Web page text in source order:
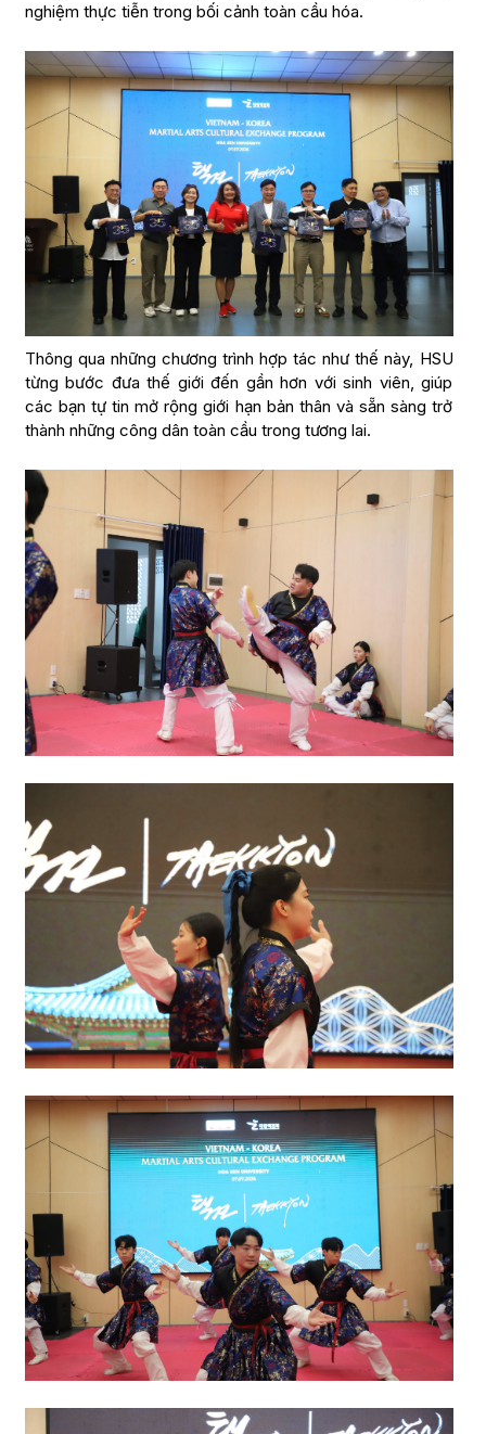
nghiệm thực tiễn trong bối cảnh toàn cầu hóa.
Thông qua những chương trình hợp tác như thế này, HSU
từng bước đưa thế giới đến gần hơn với sinh viên, giúp
các bạn tự tin mở rộng giới hạn bản thân và sẵn sàng trở
thành những công dân toàn cầu trong tương lai.